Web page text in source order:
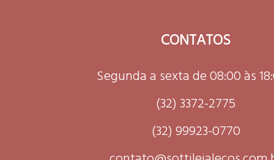
CONTATOS
Segunda a sexta de 08:00 às
(32) 3372-2775
(32) 99923-0770